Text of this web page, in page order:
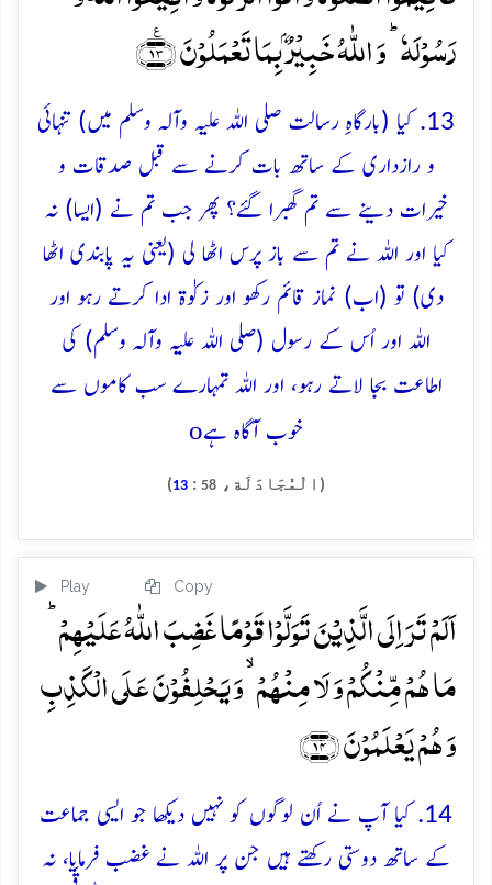
رَسُوۡلَہٗ ؕ وَ اللّٰہُ خَبِیۡرٌۢ بِمَا تَعۡمَلُوۡنَ ﴿٪۱۳﴾
13. کیا (بارگاہِ رسالت صلی اللہ علیہ وآلہ وسلم میں) تنہائی
و رازداری کے ساتھ بات کرنے سے قبل صدقات و
خیرات دینے سے تم گھبرا گئے؟ پھر جب تم نے (ایسا) نہ
کیا اور اللہ نے تم سے باز پرس اٹھا لی (یعنی یہ پابندی اٹھا
دی) تو (اب) نماز قائم رکھو اور زکوٰۃ ادا کرتے رہو اور
اللہ اور اُس کے رسول (صلی اللہ علیہ وآلہ وسلم) کی
اطاعت بجا لاتے رہو، اور اللہ تمہارے سب کاموں سے
خوب آگاہ ہےo
(الْمُجَادَلَة، 58
:
13
)
Play Copy
اَلَمۡ تَرَ اِلَی الَّذِیۡنَ تَوَلَّوۡا قَوۡمًا غَضِبَ اللّٰہُ عَلَیۡہِمۡ ؕ
مَا ہُمۡ مِّنۡکُمۡ وَ لَا مِنۡہُمۡ ۙ وَ یَحۡلِفُوۡنَ عَلَی الۡکَذِبِ
وَ ہُمۡ یَعۡلَمُوۡنَ ﴿۱۴﴾
14. کیا آپ نے اُن لوگوں کو نہیں دیکھا جو ایسی جماعت
کے ساتھ دوستی رکھتے ہیں جن پر اللہ نے غضب فرمایا، نہ